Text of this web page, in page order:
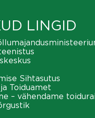
LINGID
Sihtasutus
Toiduamet
– vähendame